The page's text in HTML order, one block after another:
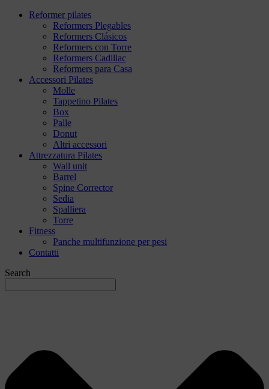
Reformer pilates
Reformers Plegables
Reformers Clásicos
Reformers con Torre
Reformers Cadillac
Reformers para Casa
Accessori Pilates
Molle
Tappetino Pilates
Box
Palle
Donut
Altri accessori
Attrezzatura Pilates
Wall unit
Barrel
Spine Corrector
Sedia
Spalliera
Torre
Fitness
Panche multifunzione per pesi
Contatti
Search